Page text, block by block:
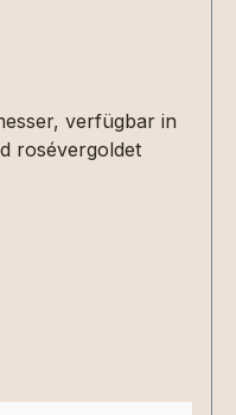
verfügbar in
rosévergoldet